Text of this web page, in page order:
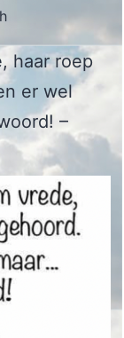
haar roep
er wel
–